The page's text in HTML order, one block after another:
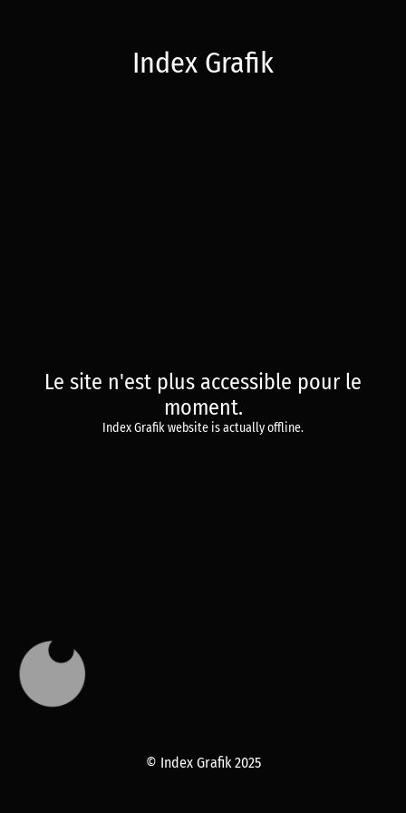
Index Grafik
Le site n'est plus accessible pour le
moment.
Index Grafik website is actually offline.
© Index Grafik 2025